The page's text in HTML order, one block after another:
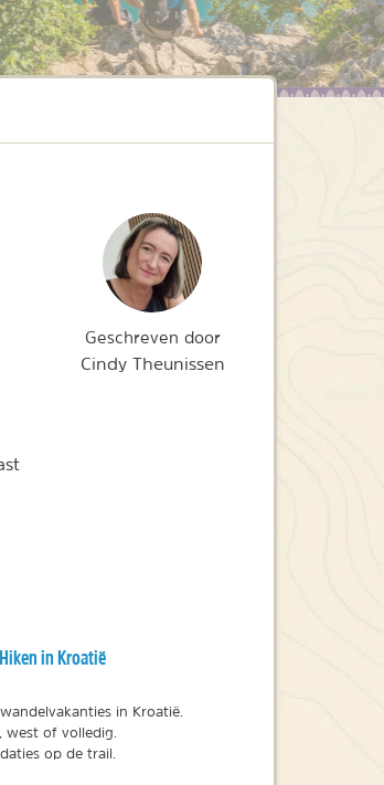
in Kroatië
in Kroatië.
west of volledig.
op de trail.
Geschreven door
Cindy Theunissen